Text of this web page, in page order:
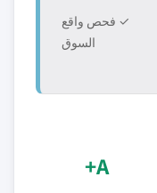
✓ فحص واقع
السوق
A+